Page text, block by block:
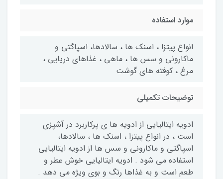
موارد استفاده
انواع پیتزا ، اسنک ها ، سالادها، اسپاگتی و
ماکارونی و سس ها ، ماهی ، غذاهای دریایی ،
مرغ ، کوفته های گوشت
توضیحات تکمیلی
ادویه ایتالیایی از ادویه ها ی پرکاربرد در آشپزی
است ، در انواع پیتزا ، اسنک ها ، سالادها،
اسپاگتی و ماکارونی و سس ها از ادویه ایتالیایی
استفاده می شود . ادویه ایتالیایی خوش عطر و
طعم است و به غذاها رنگ و بوی ویژه می دهد .